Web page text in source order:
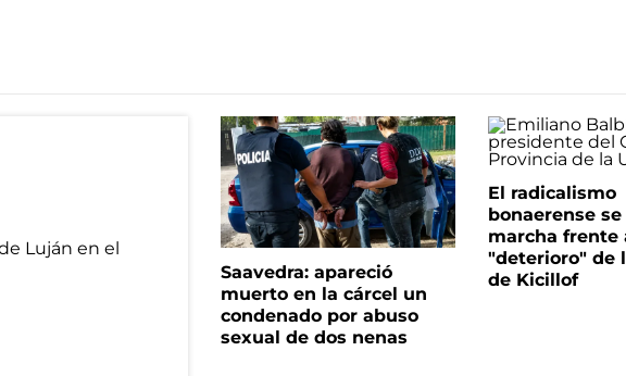
Saavedra: apareció
muerto en la cárcel un
condenado por abuso
sexual de dos nenas
El radicalismo
bonaerense
marcha frente
"deterioro" de
de Kicillof